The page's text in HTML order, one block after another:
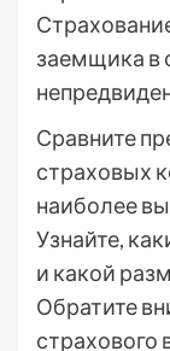
заемщика в
Сравните
страховых
наиболее
Узнайте,
и какой
Обратите
страхового